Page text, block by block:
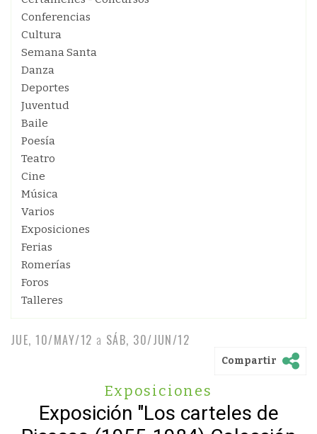
Conferencias
Cultura
Semana Santa
Danza
Deportes
Juventud
Baile
Poesía
Teatro
Cine
Música
Varios
Exposiciones
Ferias
Romerías
Foros
Talleres
JUE, 10/MAY/12 a SÁB, 30/JUN/12
Compartir
Exposiciones
Exposición "Los carteles de